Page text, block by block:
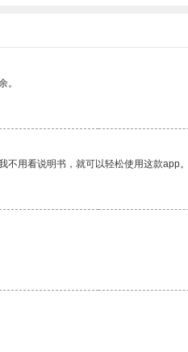
。
用看说明书，就可以轻松使用这款app。